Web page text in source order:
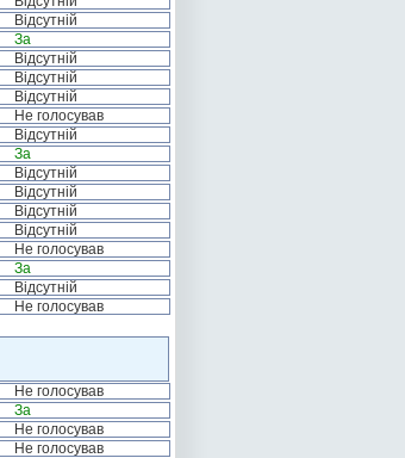
Відсутній
За
Відсутній
Відсутній
Відсутній
Не голосував
Відсутній
За
Відсутній
Відсутній
Відсутній
Відсутній
Не голосував
За
Відсутній
Не голосував
Не голосував
За
Не голосував
Не голосував